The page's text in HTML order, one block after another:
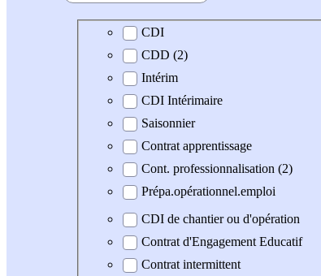
Type de contrat
CDI
CDD (2)
Intérim
CDI Intérimaire
Saisonnier
Contrat apprentissage
Cont. professionnalisation (2)
Prépa.opérationnel.emploi
CDI de chantier ou d'opération
Contrat d'Engagement Educatif
Contrat intermittent